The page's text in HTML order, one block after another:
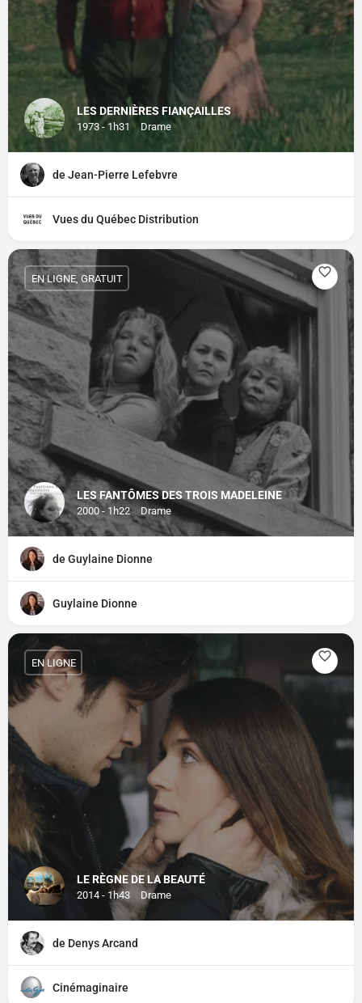
LES DERNIÈRES FIANÇAILLES
1973 - 1h31 Drame
de Jean-Pierre Lefebvre
Vues du Québec Distribution
LES FANTÔMES DES TROIS MADELEINE
2000 - 1h22 Drame
EN LIGNE, GRATUIT
de Guylaine Dionne
Guylaine Dionne
LE RÈGNE DE LA BEAUTÉ
2014 - 1h43 Drame
EN LIGNE
de Denys Arcand
Cinémaginaire